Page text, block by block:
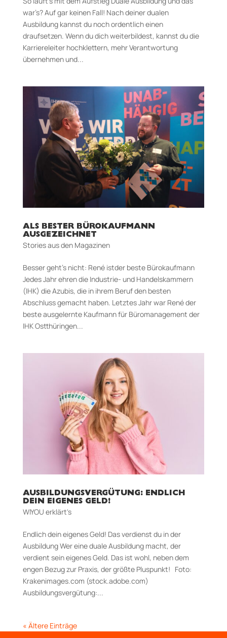
war’s? Auf gar keinen Fall! Nach deiner dualen
Ausbildung kannst du noch ordentlich einen
draufsetzen. Wenn du dich weiterbildest, kannst du die
Karriereleiter hochklettern, mehr Verantwortung
übernehmen und...
ALS BESTER BÜROKAUFMANN
AUSGEZEICHNET
Stories aus den Magazinen
Besser geht’s nicht: René istder beste Bürokaufmann
Jedes Jahr ehren die Industrie- und Handelskammern
(IHK) die Azubis, die in ihrem Beruf den besten
Abschluss gemacht haben. Letztes Jahr war René der
beste ausgelernte Kaufmann für Büromanagement der
IHK Ostthüringen...
AUSBILDUNGSVERGÜTUNG: ENDLICH
DEIN EIGENES GELD!
WIYOU erklärt's
Endlich dein eigenes Geld! Das verdienst du in der
Ausbildung Wer eine duale Ausbildung macht, der
verdient sein eigenes Geld. Das ist wohl, neben dem
engen Bezug zur Praxis, der größte Pluspunkt! Foto:
Krakenimages.com (stock.adobe.com)
Ausbildungsvergütung:...
« Ältere Einträge